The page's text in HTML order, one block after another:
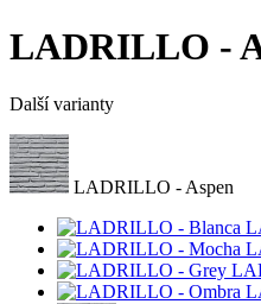
LADRILLO -
Další varianty
LADRILLO - Aspen